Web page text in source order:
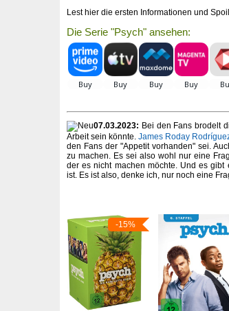
Lest hier die ersten Informationen und
Die Serie "Psych" ansehen:
07.03.2023: Bei den Fans brodelt
Arbeit sein könnte.James Roday
den Fans der "Appetit vorhanden" sei.
zu machen. Es sei also wohl nur eine
der es nicht machen möchte. Und es gibt
ist. Es ist also, denke ich, nur noch eine
-15%